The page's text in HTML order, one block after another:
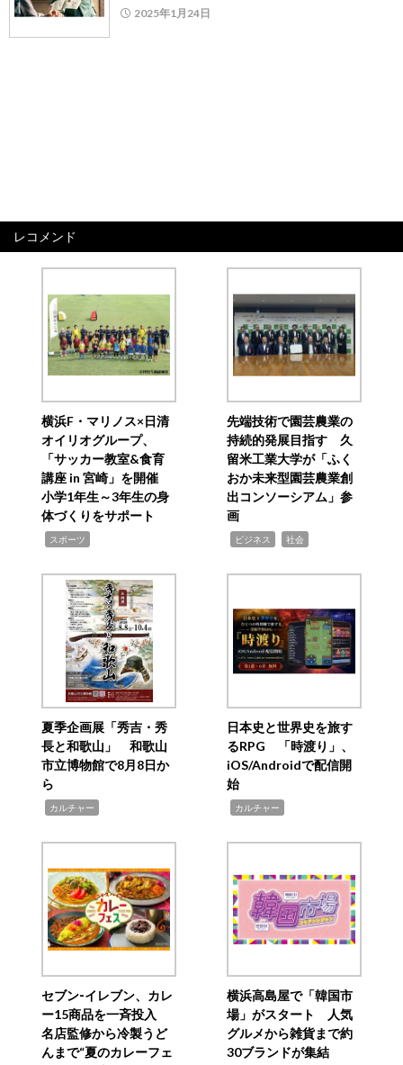
2025年1月24日
レコメンド
横浜F・マリノス×日清
オイリオグループ、
「サッカー教室&食育
講座 in 宮崎」を開催
小学1年生～3年生の身
体づくりをサポート
スポーツ
先端技術で園芸農業の
持続的発展目指す 久
留米工業大学が「ふく
おか未来型園芸農業創
出コンソーシアム」参
画
ビジネス 社会
夏季企画展「秀吉・秀
長と和歌山」 和歌山
市立博物館で8月8日か
ら
カルチャー
日本史と世界史を旅す
るRPG 「時渡り」、
iOS/Androidで配信開
始
カルチャー
セブン‐イレブン、カレ
ー15商品を一斉投入
名店監修から冷製うど
んまで“夏のカレーフェ
横浜高島屋で「韓国市
場」がスタート 人気
グルメから雑貨まで約
30ブランドが集結